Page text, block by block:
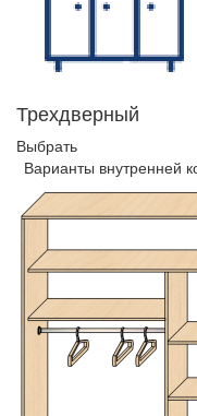
Трехдверный
Выбрать
Варианты внутренней